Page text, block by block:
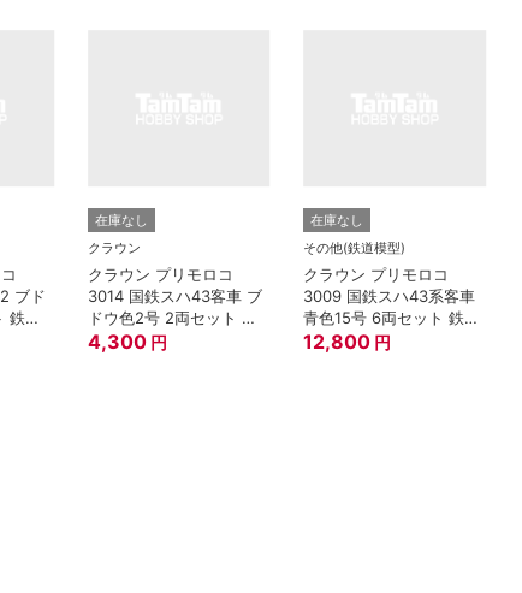
ブド
鉄道
在庫なし
クラウン
クラウン プリモロコ
3014 国鉄スハ43客車 ブ
ドウ色2号 2両セット 鉄
道模型 Zゲージ
4,300 円
在庫なし
その他(鉄道模型)
クラウン プリモロコ
3009 国鉄スハ43系客車
青色15号 6両セット 鉄道
模型
12,800 円